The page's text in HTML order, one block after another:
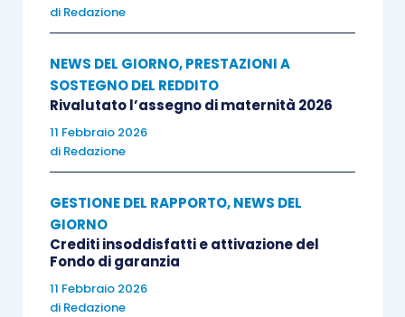
di Redazione
NEWS DEL GIORNO,PRESTAZIONI A
SOSTEGNO DEL REDDITO
Rivalutato l’assegno di maternità 2026
11 Febbraio 2026
di Redazione
GESTIONE DEL RAPPORTO,NEWS DEL
GIORNO
Crediti insoddisfatti e attivazione del
Fondo di garanzia
11 Febbraio 2026
di Redazione